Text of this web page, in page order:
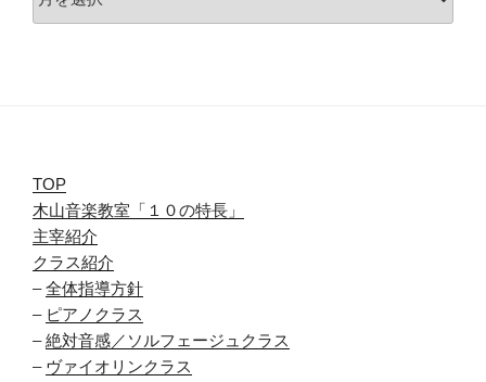
ー
TOP
木山音楽教室「１０の特長」
主宰紹介
クラス紹介
–全体指導方針
– ピアノクラス
–絶対音感／ソルフェージュクラス
– ヴァイオリンクラス